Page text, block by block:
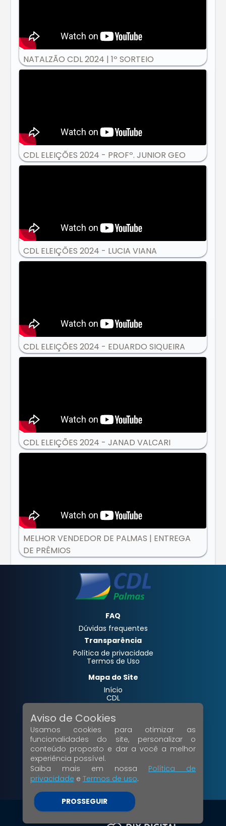
NATALZÃO CDL 2024 | 1º SORTEIO
CDL ELEIÇÕES 2024 - PROFº. JUNIOR GEO
CDL ELEIÇÕES 2024 - LUCIA VIANA
CDL ELEIÇÕES 2024 - EDUARDO SIQUEIRA
CDL ELEIÇÕES 2024 - JANAD VALCARI
MELHOR VENDEDOR DE PALMAS | ENTREGA
DE PRÊMIOS
Aviso de Cookies
Usamos cookies para otimizar as
funcionalidades do site, personalizar o
conteúdo proposto e dar a você a melhor
experiência possível.
Saiba mais em nossa Política de
privacidade e Termos de uso.
PROSSEGUIR
FAQ
Dúvidas frequentes
Transparência
Política de privacidade
Termos de Uso
Mapa do Site
Início
CDL
Notícias
Contato
Campanhas
Serviços
Galerias
Acesso Interno
Painel Administrativo
Webmail
Siga-nos
© Copyright 2024 Todos os direitos reservados.